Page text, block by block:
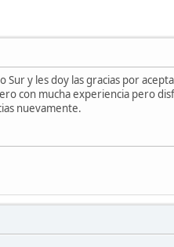
y les doy las gracias por
con mucha experiencia pero
nuevamente.